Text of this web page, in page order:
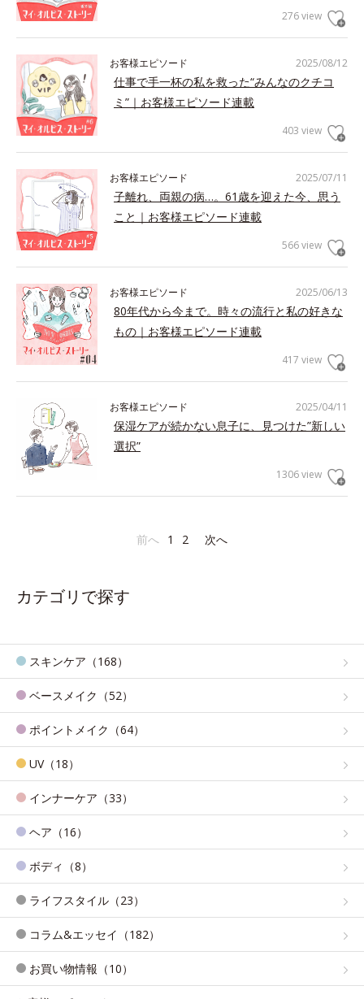
276 view
2025/08/12
お客様エピソード
仕事で手一杯の私を救った“みんなのクチコ
ミ”｜お客様エピソード連載
403 view
2025/07/11
お客様エピソード
子離れ、両親の病…。61歳を迎えた今、思う
こと｜お客様エピソード連載
566 view
2025/06/13
お客様エピソード
80年代から今まで。時々の流行と私の好きな
もの｜お客様エピソード連載
417 view
2025/04/11
お客様エピソード
保湿ケアが続かない息子に、見つけた”新しい
選択”
1306 view
前へ 1 2 次へ
カテゴリで探す
スキンケア（168）
ベースメイク（52）
ポイントメイク（64）
UV（18）
インナーケア（33）
ヘア（16）
ボディ（8）
ライフスタイル（23）
コラム&エッセイ（182）
お買い物情報（10）